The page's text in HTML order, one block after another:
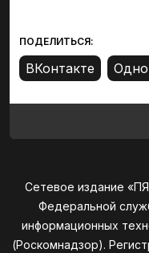
ПОДЕЛИТЬСЯ:
Сетевое издание
Федеральной
информационных
(Роскомнадзор).